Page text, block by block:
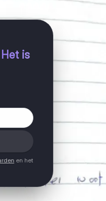
Het is
en het